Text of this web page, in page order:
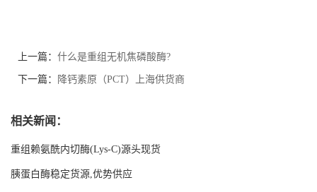
上一篇： 什么是重组无机焦磷酸酶?
下一篇： 降钙素原（PCT）上海供货商
相关新闻：
重组赖氨酰内切酶(Lys-C)源头现货
胰蛋白酶稳定货源,优势供应